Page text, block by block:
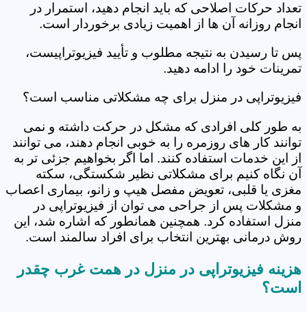
تعداد حرکات اصلاحی که باید انجام دهید، استمرار در
انجام روزانه آن ها از اهمیت زیادی برخوردار است.
پس تا رسیدن به نتیجه مطلوب و تأیید فیزیوتراپیست،
تمرینات خود را ادامه دهید.
فیزیوتراپی در منزل برای چه مشکلاتی مناسب است؟
به طور کلی افرادی که مشکل در حرکت داشته و نمی
توانند کار های روزمره را به خوبی انجام دهند، می توانند
از این خدمات استفاده کنند. اما اگر بخواهیم جزئی تر به
آن نگاه کنیم برای مشکلاتی نظیر شکستگی، سکته
مغزی یا قلبی، تعویض مفصل هیپ و زانو، بیماری اعصاب
و مشکلات پس از جراحی می توان از فیزیوتراپی در
منزل استفاده کرد. همچنین همانطور که اشاره شد، این
روش درمانی بهترین انتخاب برای افراد سالمند است.
هزینه فیزیوتراپی در منزل در همت غرب چقدر
است؟